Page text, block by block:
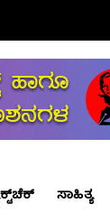
ಸಾಹಿತ್ಯ